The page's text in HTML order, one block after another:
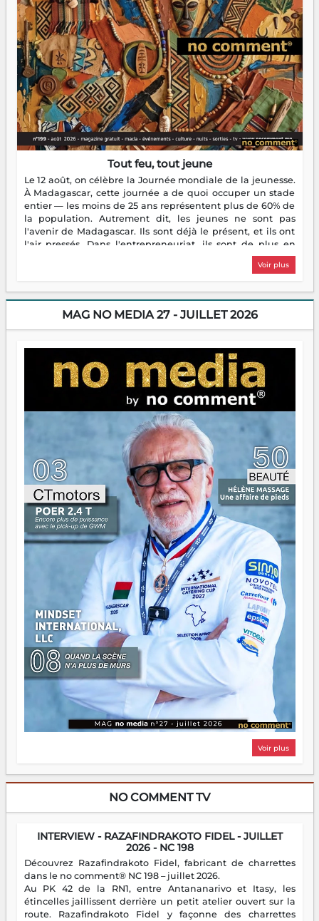
Tout feu, tout jeune
Le 12 août, on célèbre la Journée mondiale de la jeunesse.
À Madagascar, cette journée a de quoi occuper un stade
entier — les moins de 25 ans représentent plus de 60% de
la population. Autrement dit, les jeunes ne sont pas
l'avenir de Madagascar. Ils sont déjà le présent, et ils ont
l'air pressés. Dans l'entrepreneuriat, ils sont de plus en
plus nombreux à se lancer, à créer, à risquer — souvent
sans filet, souvent sans aide, mais toujours avec cette
dorment vraiment la nuit. En culture, les nouvelles sont
encore meilleures. Aina Rasamoelina vient de décrocher le
Prix RFI Instrumental Afrique. Miangaly Elia rafle le Prix
jeunes qui tiennent la torche. Alors oui, on pourrait
s'arrêter là, applaudir et rentrer chez soi satisfait. Mais ce
serait passer à côté d'une chose essentielle. La fougue, ça
brûle fort — et parfois, ça brûle vite. Une flamme sans
direction peut éclairer autant qu'elle peut consumer. C'est
là que les aînés entrent en scène — pas pour reprendre le
gouvernail, mais pour montrer où sont les récifs. Les jeunes
ont la force, les vieux ont l'expérience, comme on dit. Ce
n'est pas un combat de générations — c'est une question
d'équipage. Partagez vos réussites, mais aussi vos échecs.
Surtout vos échecs, d'ailleurs — ils enseignent mieux que
n'importe quel manuel. À Madagascar, la barque avance.
Il faut juste s'assurer que tout le monde rame dans le
même sens.
Voir plus
MAG NO MEDIA 27 - JUILLET 2026
Voir plus
NO COMMENT TV
INTERVIEW - RAZAFINDRAKOTO FIDEL - JUILLET
2026 - NC 198
Découvrez Razafindrakoto Fidel, fabricant de charrettes
dans le no comment® NC 198 – juillet 2026.
Au PK 42 de la RN1, entre Antananarivo et Itasy, les
étincelles jaillissent derrière un petit atelier ouvert sur la
route. Razafindrakoto Fidel y façonne des charrettes